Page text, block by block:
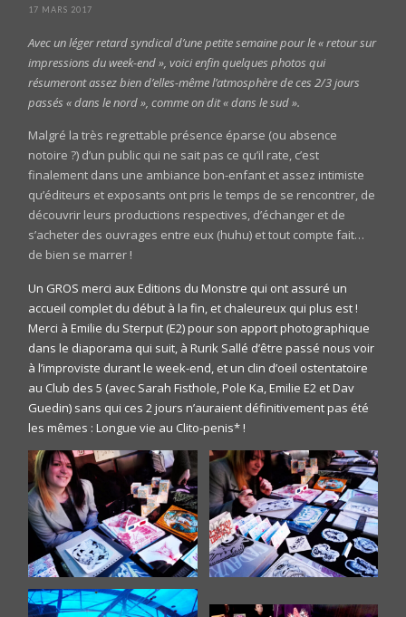
17 MARS 2017
Avec un léger retard syndical d’une petite semaine pour le « retour sur
impressions du week-end », voici enfin quelques photos qui
résumeront assez bien d’elles-même l’atmosphère de ces 2/3 jours
passés « dans le nord », comme on dit « dans le sud ».
Malgré la très regrettable présence éparse (ou absence
notoire ?) d’un public qui ne sait pas ce qu’il rate, c’est
finalement dans une ambiance bon-enfant et assez intimiste
qu’éditeurs et exposants ont pris le temps de se rencontrer, de
découvrir leurs productions respectives, d’échanger et de
s’acheter des ouvrages entre eux (huhu) et tout compte fait…
de bien se marrer !
Un GROS merci aux Editions du Monstre qui ont assuré un
accueil complet du début à la fin, et chaleureux qui plus est !
Merci à Emilie du Sterput (E2) pour son apport photographique
dans le diaporama qui suit, à Rurik Sallé d’être passé nous voir
à l’improviste durant le week-end, et un clin d’oeil ostentatoire
au Club des 5 (avec Sarah Fisthole, Pole Ka, Emilie E2 et Dav
Guedin) sans qui ces 2 jours n’auraient définitivement pas été
les mêmes : Longue vie au Clito-penis* !